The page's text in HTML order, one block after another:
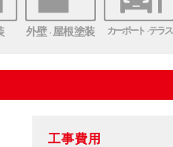
外壁・ 屋根塗装 カーポート・テラス
工事費用